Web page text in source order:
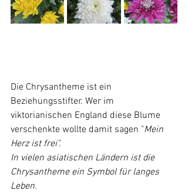
Die Chrysantheme ist ein
Beziehungsstifter. Wer im
viktorianischen England diese Blume
verschenkte wollte damit sagen "Mein
Herz ist frei".
In vielen asiatischen Ländern ist die
Chrysantheme ein Symbol für langes
Leben.